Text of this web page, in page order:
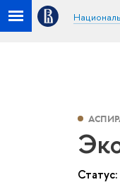
Статус: